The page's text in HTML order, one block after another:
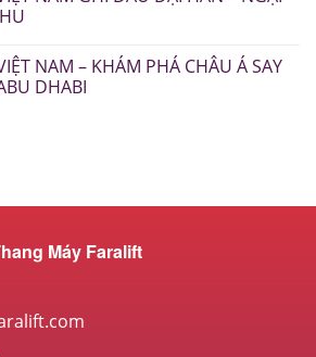
NAM – KHÁM PHÁ CHÂU Á SAY
DHABI
Máy Faralift